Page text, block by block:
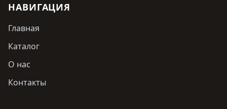
НАВИГАЦИЯ
Главная
Каталог
О нас
Контакты